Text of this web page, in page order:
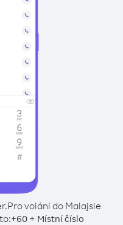
Pro volání do Malajsie
+60 + Místní číslo